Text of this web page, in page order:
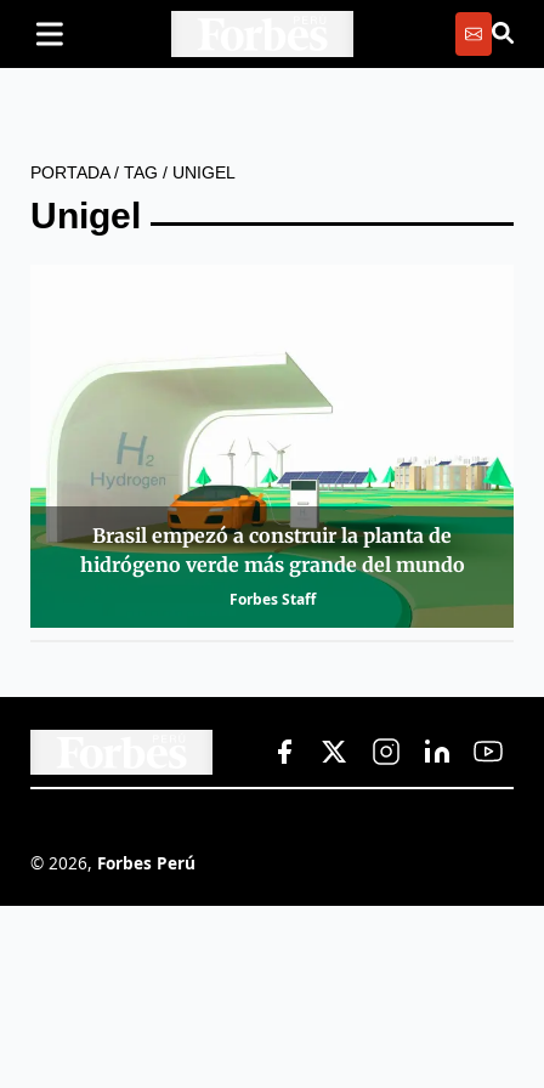
PORTADA/ TAG / UNIGEL
Unigel
Brasil empezó a construir la planta de
hidrógeno verde más grande del mundo
Forbes Staff
© 2026, Forbes Perú